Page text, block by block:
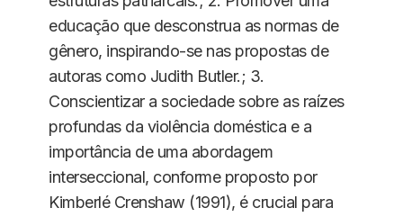
educação que desconstrua as normas de
gênero, inspirando-se nas propostas de
autoras como Judith Butler.; 3.
Conscientizar a sociedade sobre as raízes
profundas da violência doméstica e a
importância de uma abordagem
interseccional, conforme proposto por
Kimberlé Crenshaw (1991), é crucial para